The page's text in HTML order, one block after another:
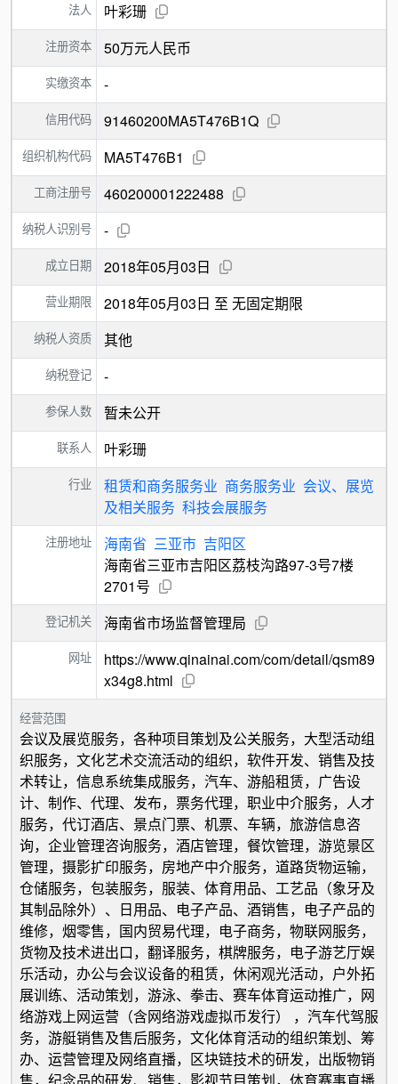
法人 叶彩珊
注册资本 50万元人民币
实缴资本 -
信用代码 91460200MA5T476B1Q
组织机构代码 MA5T476B1
工商注册号 460200001222488
纳税人识别号 -
成立日期 2018年05月03日
营业期限 2018年05月03日 至 无固定期限
纳税人资质 其他
纳税登记 -
参保人数 暂未公开
联系人 叶彩珊
行业 租赁和商务服务业 商务服务业 会议、展览
及相关服务 科技会展服务
注册地址 海南省 三亚市 吉阳区
海南省三亚市吉阳区荔枝沟路97-3号7楼
2701号
登记机关 海南省市场监督管理局
网址
https://www.qinainai.com/com/detail/qsm89
x34g8.html
经营范围
会议及展览服务，各种项目策划及公关服务，大型活动组
织服务，文化艺术交流活动的组织，软件开发、销售及技
术转让，信息系统集成服务，汽车、游船租赁，广告设
计、制作、代理、发布，票务代理，职业中介服务，人才
服务，代订酒店、景点门票、机票、车辆，旅游信息咨
询，企业管理咨询服务，酒店管理，餐饮管理，游览景区
管理，摄影扩印服务，房地产中介服务，道路货物运输，
仓储服务，包装服务，服装、体育用品、工艺品（象牙及
其制品除外）、日用品、电子产品、酒销售，电子产品的
维修，烟零售，国内贸易代理，电子商务，物联网服务，
货物及技术进出口，翻译服务，棋牌服务，电子游艺厅娱
乐活动，办公与会议设备的租赁，休闲观光活动，户外拓
展训练、活动策划，游泳、拳击、赛车体育运动推广，网
络游戏上网运营（含网络游戏虚拟币发行） ，汽车代驾服
务，游艇销售及售后服务，文化体育活动的组织策划、筹
办、运营管理及网络直播，区块链技术的研发，出版物销